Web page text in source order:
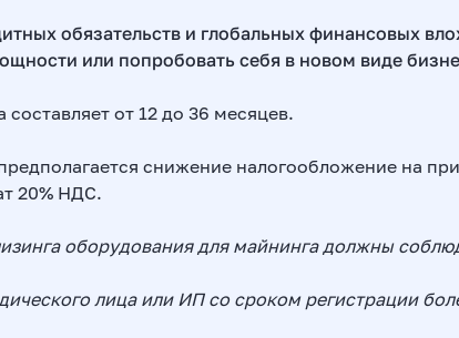
обязательств и глобальных финансовых
или попробовать себя в новом виде
от 12 до 36 месяцев.
снижение налогообложение на
20% НДС.
оборудования для майнинга должны
лица или ИП со сроком регистрации